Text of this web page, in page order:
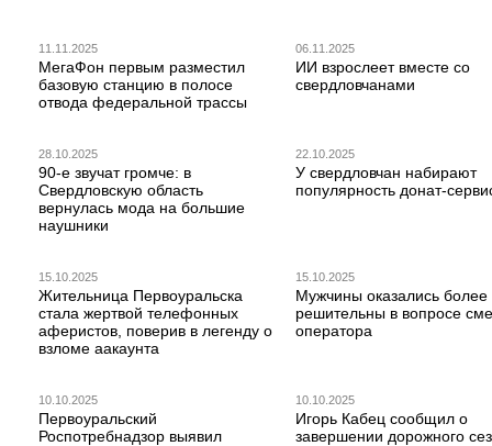
11.11.2025
МегаФон первым разместил
базовую станцию в полосе
отвода федеральной трассы
06.11.2025
ИИ взрослеет вместе со
свердловчанами
28.10.2025
90-е звучат громче: в
Свердловскую область
вернулась мода на большие
наушники
22.10.2025
У свердловчан набирают
популярность донат-
15.10.2025
Жительница Первоуральска
стала жертвой телефонных
аферистов, поверив в легенду о
взломе аакаунта
15.10.2025
Мужчины оказались более
решительны в вопросе
оператора
10.10.2025
Первоуральский
Роспотребнадзор выявил
10.10.2025
Игорь Кабец сообщил о
завершении дорожного